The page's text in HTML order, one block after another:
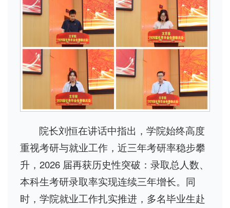
院长刘恒在讲话中指出，学院始终高度
重视考研与就业工作，近三年考研率稳步攀
升，2026 届再获历史性突破：录取总人数、
本科生考研录取率实现连续三年增长。同
时，学院就业工作扎实推进，多名毕业生赴